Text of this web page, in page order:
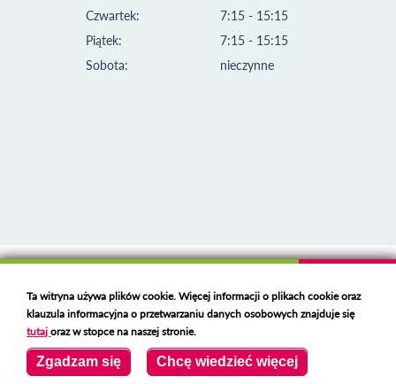
Czwartek:
Piątek:
Sobota:
7:15 - 15:15
7:15 - 15:15
nieczynne
Deklaracja dostępności
Polski serwer RBLhttps://polspam.pl/
Copyright 2023 Urząd Miejski w Opolu Lubelskim
Created byVOBACOM Odnośnik otworzy się w nowym oknie
Ta witryna używa plików cookie. Więcej informacji o plikach cookie oraz
klauzula informacyjna o przetwarzaniu danych osobowych znajduje się
tutajoraz w stopce na naszej stronie.
Zgadzam się Chcę wiedzieć więcej